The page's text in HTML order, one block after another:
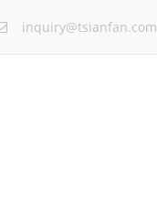
inquiry@tsianfan.com